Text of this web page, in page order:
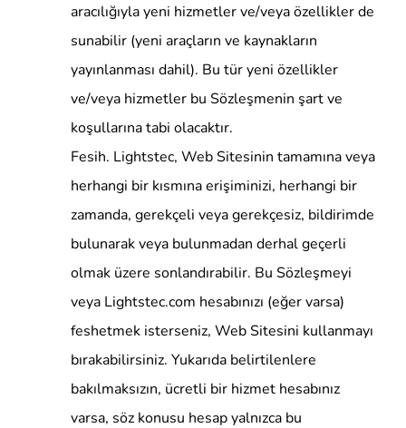
aracılığıyla yeni hizmetler ve/veya özellikler de
sunabilir (yeni araçların ve kaynakların
yayınlanması dahil). Bu tür yeni özellikler
ve/veya hizmetler bu Sözleşmenin şart ve
koşullarına tabi olacaktır.
Fesih. Lightstec, Web Sitesinin tamamına veya
herhangi bir kısmına erişiminizi, herhangi bir
zamanda, gerekçeli veya gerekçesiz, bildirimde
bulunarak veya bulunmadan derhal geçerli
olmak üzere sonlandırabilir. Bu Sözleşmeyi
veya Lightstec.com hesabınızı (eğer varsa)
feshetmek isterseniz, Web Sitesini kullanmayı
bırakabilirsiniz. Yukarıda belirtilenlere
bakılmaksızın, ücretli bir hizmet hesabınız
varsa, söz konusu hesap yalnızca bu